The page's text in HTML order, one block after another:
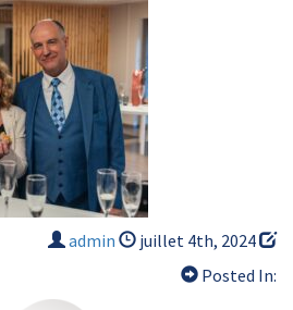
admin
juillet 4th, 2024
Posted In: